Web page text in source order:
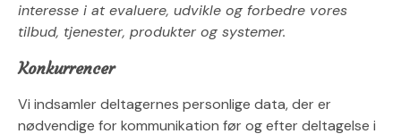
interesse i at evaluere, udvikle og forbedre vores
tilbud, tjenester, produkter og systemer.
Konkurrencer
Vi indsamler deltagernes personlige data, der er
nødvendige for kommunikation før og efter deltagelse i